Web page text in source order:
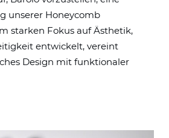
unserer Honeycomb
starken Fokus auf Ästhetik,
entwickelt, vereint
Design mit funktionaler